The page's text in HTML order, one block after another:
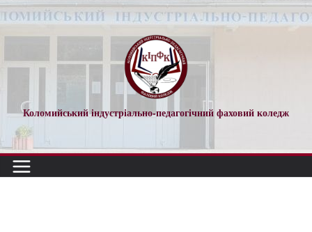
Перейти
до
Коломийський індустріально-педагогічний фаховий коледж